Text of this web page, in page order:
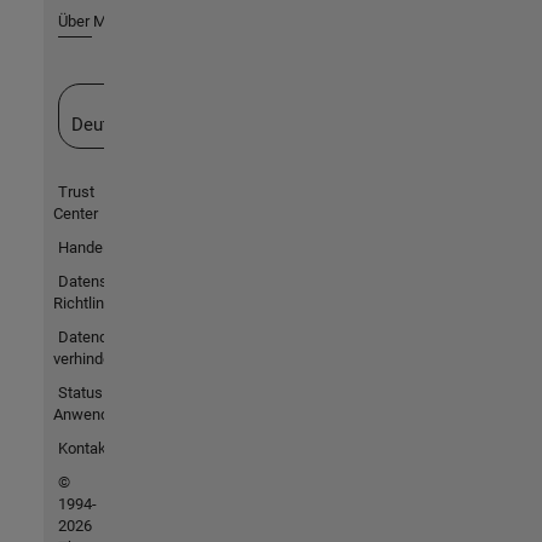
Über MathWorks
Deutschland
Trust
Center
Handelsmarken
Datenschutz-
Richtlinien
Datendiebstahl
verhindern
Status von
Anwendungen
Kontakt
©
1994-
2026